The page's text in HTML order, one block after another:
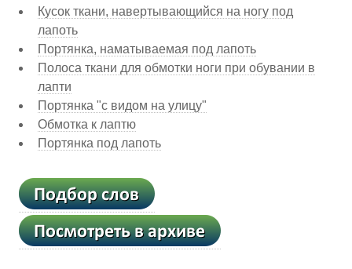
Кусок ткани, навертывающийся на ногу под
лапоть
Портянка, наматываемая под лапоть
Полоса ткани для обмотки ноги при обувании в
лапти
Портянка "с видом на улицу"
Обмотка к лаптю
Портянка под лапоть